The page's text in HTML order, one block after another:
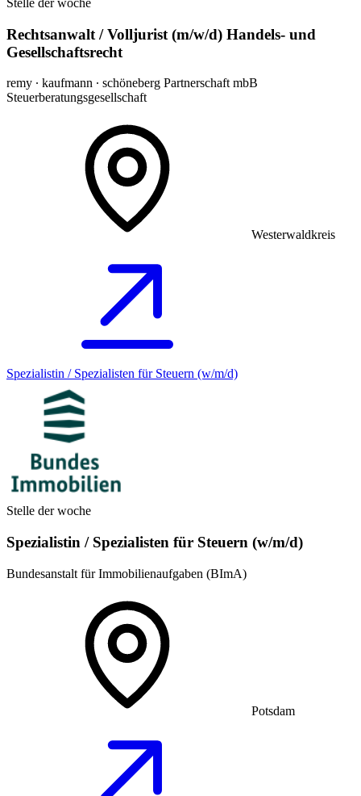
Stelle der woche
Rechtsanwalt / Volljurist (m/w/d) Handels- und
Gesellschaftsrecht
remy ∙ kaufmann ∙ schöneberg Partnerschaft mbB
Steuerberatungsgesellschaft
Westerwaldkreis
Spezialistin / Spezialisten für Steuern (w/m/d)
Stelle der woche
Spezialistin / Spezialisten für Steuern (w/m/d)
Bundesanstalt für Immobilienaufgaben (BImA)
Potsdam